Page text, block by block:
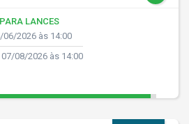
LANCES
06/2026 às 14:00
07/08/2026 às 14:00